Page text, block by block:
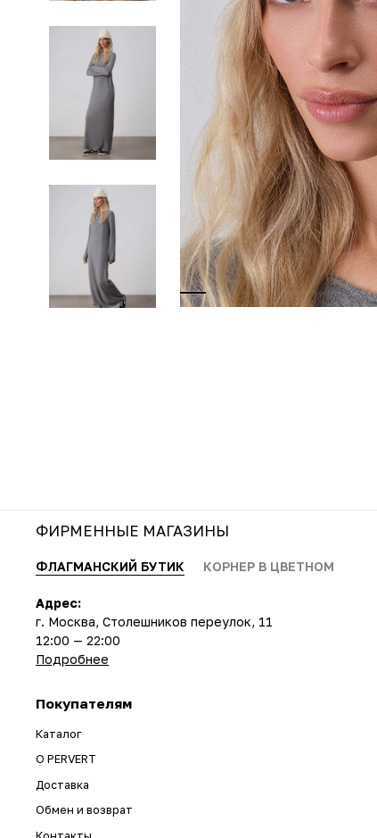
ФИРМЕННЫЕ МАГАЗИНЫ
ФЛАГМАНСКИЙ БУТИК КОРНЕР В ЦВЕТНОМ
Адрес:
г. Москва, Столешников переулок, 11
12:00 — 22:00
Подробнее
Покупателям
Каталог
О PERVERT
Доставка
Обмен и возврат